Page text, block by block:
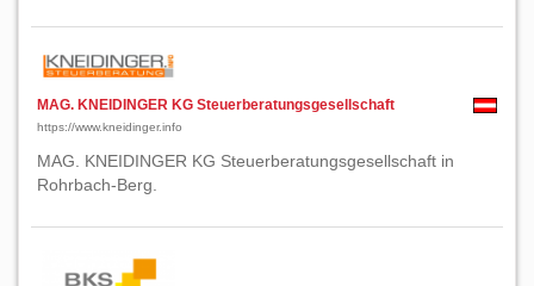
MAG. KNEIDINGER KG Steuerberatungsgesellschaft
https://www.kneidinger.info
MAG. KNEIDINGER KG Steuerberatungsgesellschaft in
Rohrbach-Berg.